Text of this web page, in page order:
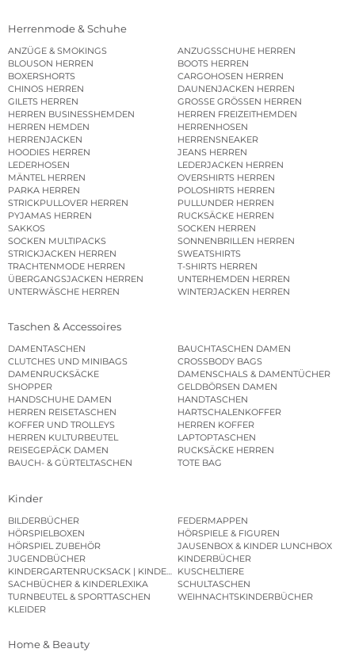
Herrenmode & Schuhe
ANZÜGE & SMOKINGS
ANZUGSSCHUHE HERREN
BLOUSON HERREN
BOOTS HERREN
BOXERSHORTS
CARGOHOSEN HERREN
CHINOS HERREN
DAUNENJACKEN HERREN
GILETS HERREN
GROSSE GRÖSSEN HERREN
HERREN BUSINESSHEMDEN
HERREN FREIZEITHEMDEN
HERREN HEMDEN
HERRENHOSEN
HERRENJACKEN
HERRENSNEAKER
HOODIES HERREN
JEANS HERREN
LEDERHOSEN
LEDERJACKEN HERREN
MÄNTEL HERREN
OVERSHIRTS HERREN
PARKA HERREN
POLOSHIRTS HERREN
STRICKPULLOVER HERREN
PULLUNDER HERREN
PYJAMAS HERREN
RUCKSÄCKE HERREN
SAKKOS
SOCKEN HERREN
SOCKEN MULTIPACKS
SONNENBRILLEN HERREN
STRICKJACKEN HERREN
SWEATSHIRTS
TRACHTENMODE HERREN
T-SHIRTS HERREN
ÜBERGANGSJACKEN HERREN
UNTERHEMDEN HERREN
UNTERWÄSCHE HERREN
WINTERJACKEN HERREN
Taschen & Accessoires
DAMENTASCHEN
BAUCHTASCHEN DAMEN
CLUTCHES UND MINIBAGS
CROSSBODY BAGS
DAMENRUCKSÄCKE
DAMENSCHALS & DAMENTÜCHER
SHOPPER
GELDBÖRSEN DAMEN
HANDSCHUHE DAMEN
HANDTASCHEN
HERREN REISETASCHEN
HARTSCHALENKOFFER
KOFFER UND TROLLEYS
HERREN KOFFER
HERREN KULTURBEUTEL
LAPTOPTASCHEN
REISEGEPÄCK DAMEN
RUCKSÄCKE HERREN
BAUCH- & GÜRTELTASCHEN
TOTE BAG
Kinder
BILDERBÜCHER
FEDERMAPPEN
HÖRSPIELBOXEN
HÖRSPIELE & FIGUREN
HÖRSPIEL ZUBEHÖR
JAUSENBOX & KINDER LUNCHBOX
JUGENDBÜCHER
KINDERBÜCHER
KINDERGARTENRUCKSACK | KINDERGARTENBEUTEL
KUSCHELTIERE
SACHBÜCHER & KINDERLEXIKA
SCHULTASCHEN
TURNBEUTEL & SPORTTASCHEN
WEIHNACHTSKINDERBÜCHER
KLEIDER
Home & Beauty